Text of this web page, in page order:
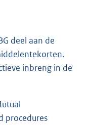
deel aan de
inbreng in de
procedures